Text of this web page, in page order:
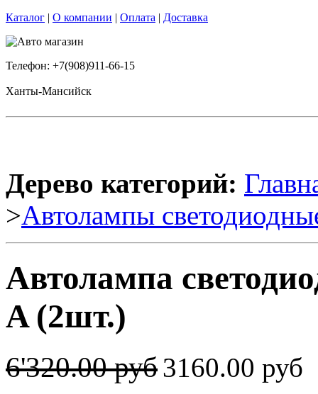
Каталог | О компании | Оплата | Доставка
Телефон: +7(908)911-66-15
Ханты-Мансийск
Дерево категорий:
>Автолампы
Автолампа
A (2шт.)
6'320.00 руб3160.00 руб